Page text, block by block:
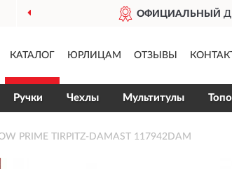
ОФИЦИАЛЬНЫЙ
КАТАЛОГ ЮРЛИЦАМ ОТЗЫВЫ
Ручки Чехлы Мультитулы
PRIME TIRPITZ-DAMAST 117942DAM